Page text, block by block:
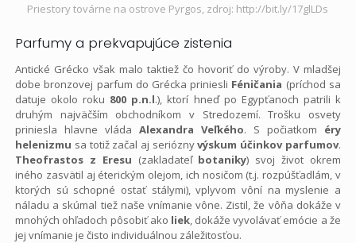
Priestory továrne na ostrove Pyrgos, zdroj: http://bit.ly/17glLDs
Parfumy a prekvapujúce zistenia
Antické Grécko však malo taktiež čo hovoriť do výroby. V mladšej
dobe bronzovej parfum do Grécka priniesli Féničania (príchod sa
datuje okolo roku 800 p.n.l.), ktorí hneď po Egypťanoch patrili k
druhým najväčším obchodníkom v Stredozemí. Trošku osvety
priniesla hlavne vládaAlexandra Veľkého. S počiatkom éry
helenizmu sa totiž začal aj serióznyvýskum účinkov parfumov.
Theofrastos z Eresu (zakladateľ botaniky) svoj život okrem
iného zasvätil aj éterickým olejom, ich nosičom (t.j. rozpúšťadlám, v
ktorých sú schopné ostať stálymi), vplyvom vôní na myslenie a
náladu a skúmal tiež naše vnímanie vône. Zistil, že vôňa dokáže v
mnohých ohľadoch pôsobiť ako liek, dokáže vyvolávať emócie a že
jej vnímanie je čisto individuálnou záležitosťou.